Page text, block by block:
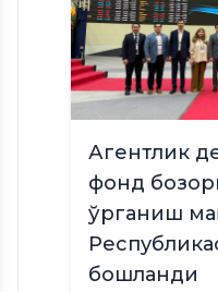
Агентлик
фонд
ўрганиш
бошланди